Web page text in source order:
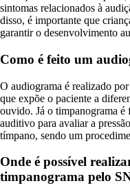
sintomas relacionados à
disso, é importante que
garantir o desenvolvimento
Como é feito um
O audiograma é realizado
que expõe o paciente a
ouvido. Já o timpanograma é
auditivo para avaliar a
tímpano, sendo um
Onde é possível
timpanograma pelo